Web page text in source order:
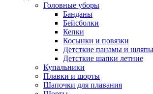
Головные уборы
Банданы
Бейсболки
Кепки
Косынки и повязки
Детсткие панамы и шляпы
Детсткие шапки летние
Купальники
Плавки и шорты
Шапочки для плавания